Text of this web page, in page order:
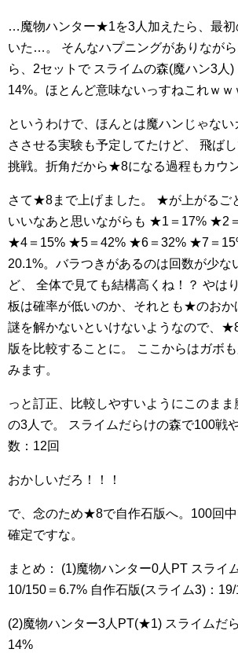
…魔物ハンター★1を3人加えたら、最初
いた…。
そんなハプニングがありなが
ら、2セットでスライムの森(魔ハン3人)
14%。ほとんど意味ないっすねこれｗｗ
というわけで、ほんとは魔ハンじゃな
ささせる実験も予定してたけど、
飛ば
挑戦。折角だから★8になる過程もカウ
さて★8まで上げました。
★が上がるご
いいなあと思いながらも ★1＝17% ★2
★4＝15% ★5＝42% ★6＝32% ★7＝
20.1%。バラつきがあるのは回数が少な
ど、
全体で見ても結構高くね！？ やは
板は確率が低いのか、それとも★のおか
謎を解かないといけないようなので、
版を比較することに。
ここからはガボ
みます。
っと訂正、比較しやすいようにこのま
の3人で。
スライムだらけの森で100戦
数：12回
おかしいだろ！！！
で、念のため★8で自作石版へ。100回中
確定ですな。
まとめ： (1)魔物ハンター0人PT スライ
10/150＝6.7% 自作石版(スライム3)：
(2)魔物ハンター3人PT(★1) スライムだ
14%